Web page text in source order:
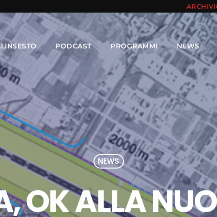
PODCAST PROGRAMMI NEWS
NEWS
OK ALLA